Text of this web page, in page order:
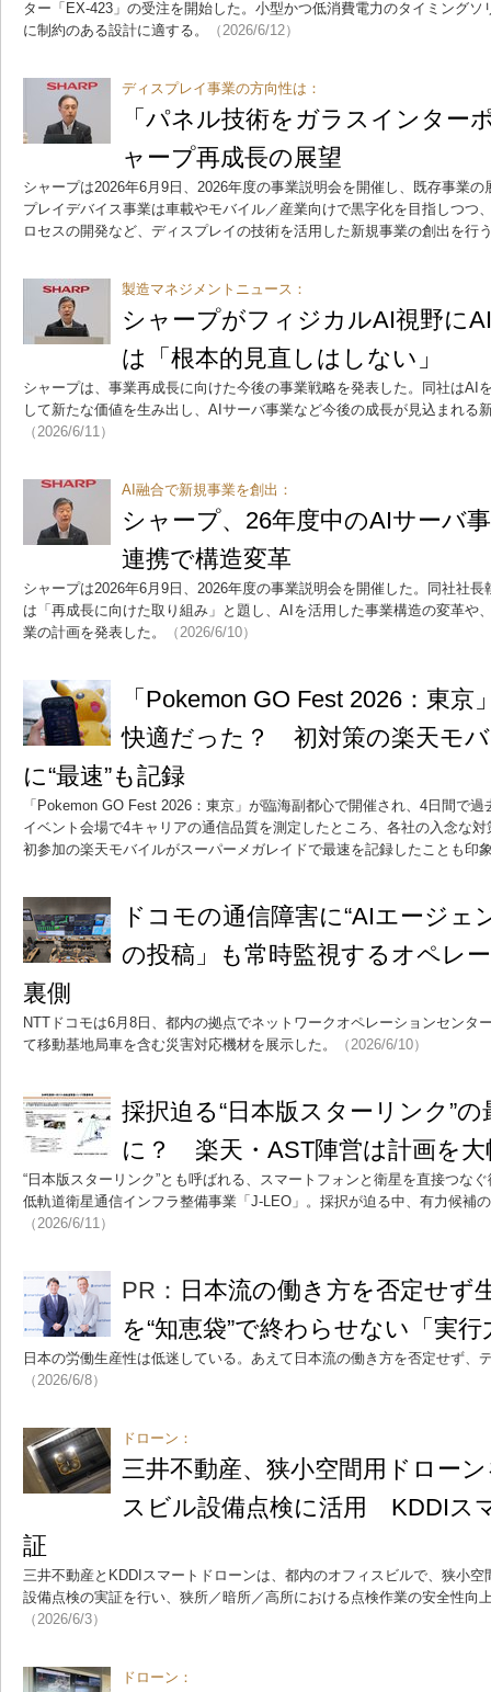
ター「EX-423」の受注を開始した。小型かつ低消費電力のタイミング
に制約のある設計に適する。
（2026/6/12）
ディスプレイ事業の方向性は：
「パネル技術をガラスインター
ャープ再成長の展望
シャープは2026年6月9日、2026年度の事業説明会を開催し、既存事業
プレイデバイス事業は車載やモバイル／産業向けで黒字化を目指しつつ
ロセスの開発など、ディスプレイの技術を活用した新規事業の創出を行
製造マネジメントニュース：
シャープがフィジカルAI視野に
は「根本的見直しはしない」
シャープは、事業再成長に向けた今後の事業戦略を発表した。同社はAI
して新たな価値を生み出し、AIサーバ事業など今後の成長が見込まれる
（2026/6/11）
AI融合で新規事業を創出：
シャープ、26年度中のAIサーバ
連携で構造変革
シャープは2026年6月9日、2026年度の事業説明会を開催した。同社社
は「再成長に向けた取り組み」と題し、AIを活用した事業構造の変革や
業の計画を発表した。
（2026/6/10）
「Pokemon GO Fest 2026：東
快適だった？ 初対策の楽天モ
に“最速”も記録
「Pokemon GO Fest 2026：東京」が臨海副都心で開催され、4日間で
イベント会場で4キャリアの通信品質を測定したところ、各社の入念な
初参加の楽天モバイルがスーパーメガレイドで最速を記録したことも印
ドコモの通信障害に“AIエージ
の投稿」も常時監視するオペレ
裏側
NTTドコモは6月8日、都内の拠点でネットワークオペレーションセンタ
て移動基地局車を含む災害対応機材を展示した。
（2026/6/10）
採択迫る“日本版スターリンク”
に？ 楽天・AST陣営は計画を大
“日本版スターリンク”とも呼ばれる、スマートフォンと衛星を直接つな
低軌道衛星通信インフラ整備事業「J-LEO」。採択が迫る中、有力候
（2026/6/11）
PR： 日本流の働き方を否定せ
を“知恵袋”で終わらせない「実行
日本の労働生産性は低迷している。あえて日本流の働き方を否定せず、
（2026/6/8）
ドローン：
三井不動産、狭小空間用ドロー
スビル設備点検に活用 KDDIス
証
三井不動産とKDDIスマートドローンは、都内のオフィスビルで、狭小
設備点検の実証を行い、狭所／暗所／高所における点検作業の安全性向
（2026/6/3）
ドローン：